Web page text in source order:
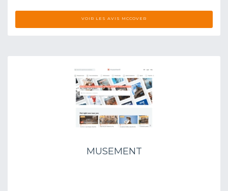
VOIR LES AVIS MCCOVER
MUSEMENT